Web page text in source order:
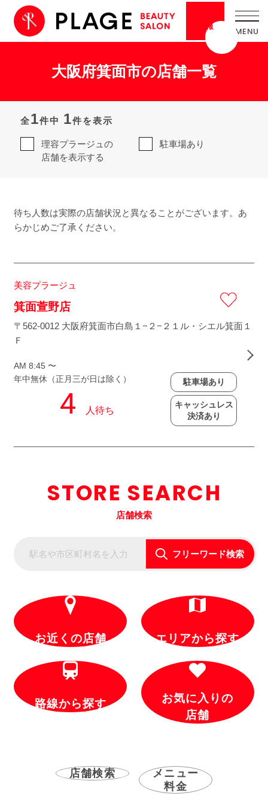
情報
大阪府箕面市の店舗一覧
全1件中 1件を表示
理容プラージュの
店舗を表示する
駐車場あり
待ち人数は実際の店舗状況と異なることがございます。あ
らかじめご了承ください。
美容プラージュ
箕面萱野店
〒562-0012 大阪府箕面市白島１−２−２１ル・シエル箕面１
Ｆ
AM 8:45 〜
年中無休（正月三が日は除く）
駐車場あり
キャッシュレス
決済あり
STORE SEARCH
店舗検索
フリーワード検索
お近くの店舗 エリアから探す
路線から探す
お気に入りの
店舗
店舗検索
メニュー
料金